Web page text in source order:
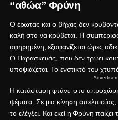
“αθώα” Φρύνη
Ο έρωτας και ο βήχας δεν
καλή στο να κρύβεται. Η
αφηρημένη, εξαφανίζεται ώρες
Ο Παρασκευάς, που δεν τρώει
υποψιάζεται. Το ένστικτό του
-
Η κατάσταση φτάνει στο
ψέματα. Σε μια κίνηση απελπισίας,
το ελέγξει. Και εκεί η Φρύνη παίζει